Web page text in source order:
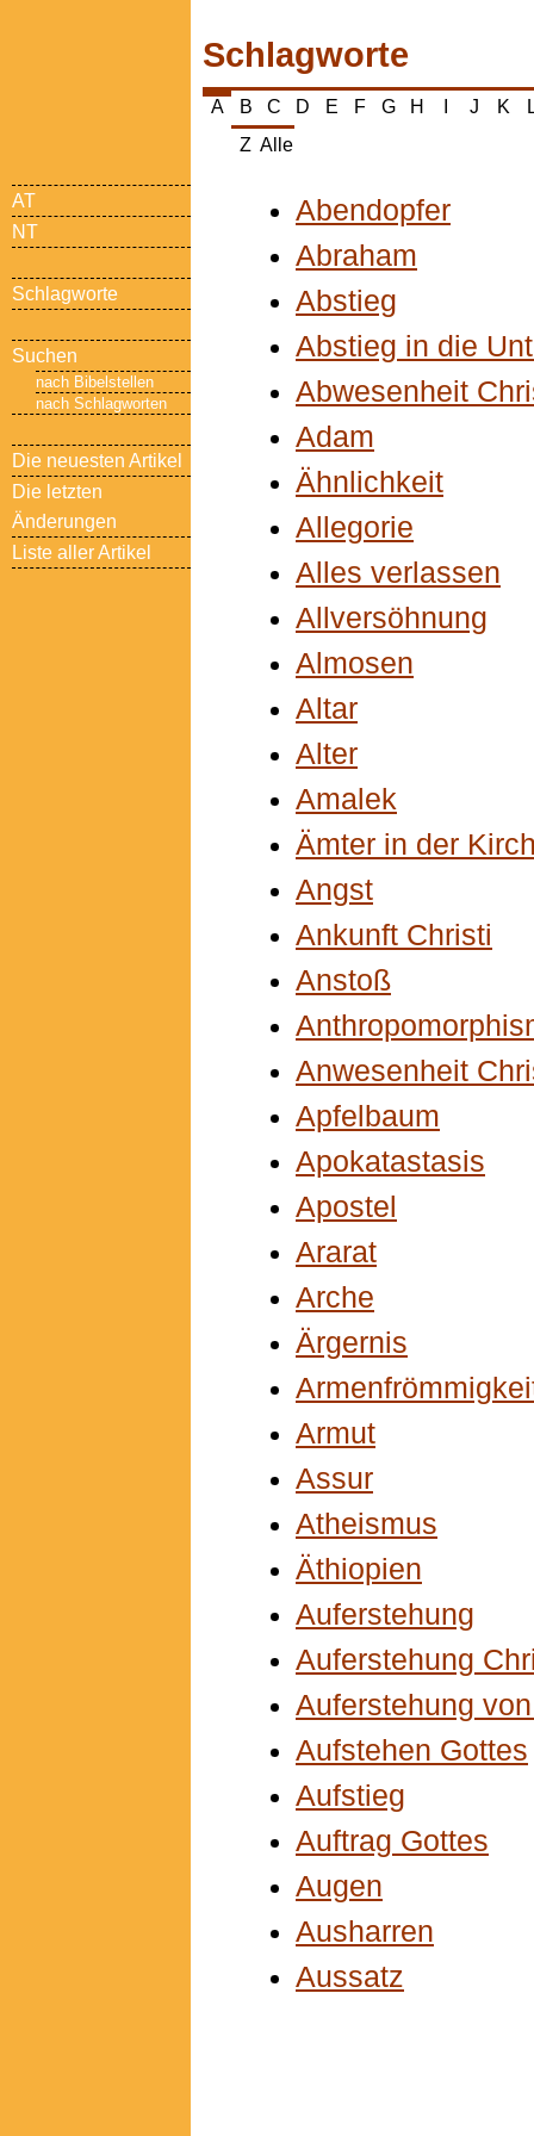
Schlagworte
A B C D E F G H J K
Z Alle
Abendopfer
Abraham
Abstieg
Abstieg in die
Abwesenheit
Adam
Ähnlichkeit
Allegorie
Alles verlassen
Allversöhnung
Almosen
Altar
Alter
Amalek
Ämter in der
Angst
Ankunft Christi
Anstoß
Anwesenheit
Apfelbaum
Apokatastasis
Apostel
Ararat
Arche
Ärgernis
Armut
Assur
Atheismus
Äthiopien
Auferstehung
Auferstehung
Auferstehung
Aufstehen Gottes
Aufstieg
Auftrag Gottes
Augen
Ausharren
Aussatz
AT
NT
Schlagworte
Suchen
nach Bibelstellen
nach Schlagworten
Die neuesten Artikel
Die letzten
Änderungen
Liste aller Artikel